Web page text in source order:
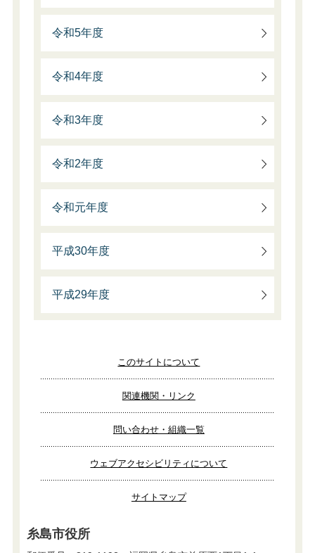
令和5年度
令和4年度
令和3年度
令和2年度
令和元年度
平成30年度
平成29年度
このサイトについて
関連機関・リンク
問い合わせ・組織一覧
ウェブアクセシビリティについて
サイトマップ
糸島市役所